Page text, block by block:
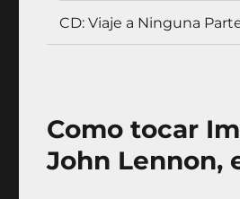
CD: Viaje a Ninguna
Como tocar
John Lennon,